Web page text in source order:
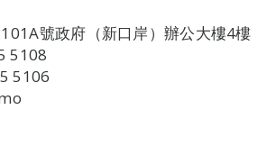
號政府（新口岸）辦公大樓4樓
5108
5106